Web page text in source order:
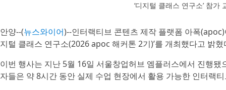
‘디지털 클래스 연구소’ 참
안양--(뉴스와이어)--인터랙티브 콘텐츠 제작 플랫폼 아폭
지털 클래스 연구소(2026 apoc 해커톤 2기)’를 개최했다고 밝혔
이번 행사는 지난 5월 16일 서울창업허브 엠플러스에서 진행됐
자들은 약 8시간 동안 실제 수업 현장에서 활용 가능한 인터랙